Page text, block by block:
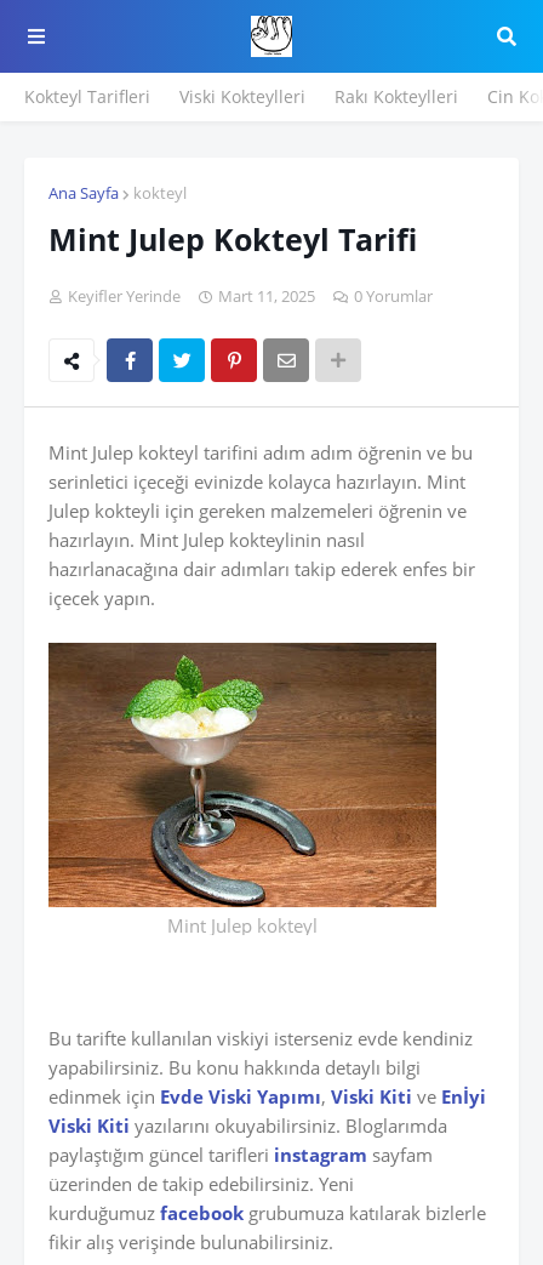
Kokteyl Tarifleri Viski Kokteylleri Rakı Kokteylleri Cin
Ana Sayfa kokteyl
Mint Julep Kokteyl Tarifi
Keyifler Yerinde Mart 11, 2025 0 Yorumlar
Mint Julep kokteyl tarifini adım adım öğrenin ve bu
serinletici içeceği evinizde kolayca hazırlayın. Mint
Julep kokteyli için gereken malzemeleri öğrenin ve
hazırlayın. Mint Julep kokteylinin nasıl
hazırlanacağına dair adımları takip ederek enfes bir
içecek yapın.
Mint Julep kokteyl
Bu tarifte kullanılan viskiyi isterseniz evde kendiniz
yapabilirsiniz. Bu konu hakkında detaylı bilgi
edinmek için Evde Viski Yapımı, Viski Kiti ve Enİyi
Viski Kiti yazılarını okuyabilirsiniz. Bloglarımda
paylaştığım güncel tarifleri instagram sayfam
üzerinden de takip edebilirsiniz. Yeni
kurduğumuz facebook grubumuza katılarak bizlerle
fikir alış verişinde bulunabilirsiniz.